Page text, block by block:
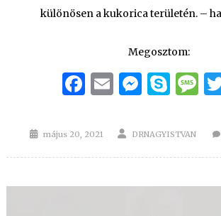
különösen a kukorica területén. –
Megosztom:
Facebook
Email
Posted
május 20, 2021 Author
DRNAGYISTVAN